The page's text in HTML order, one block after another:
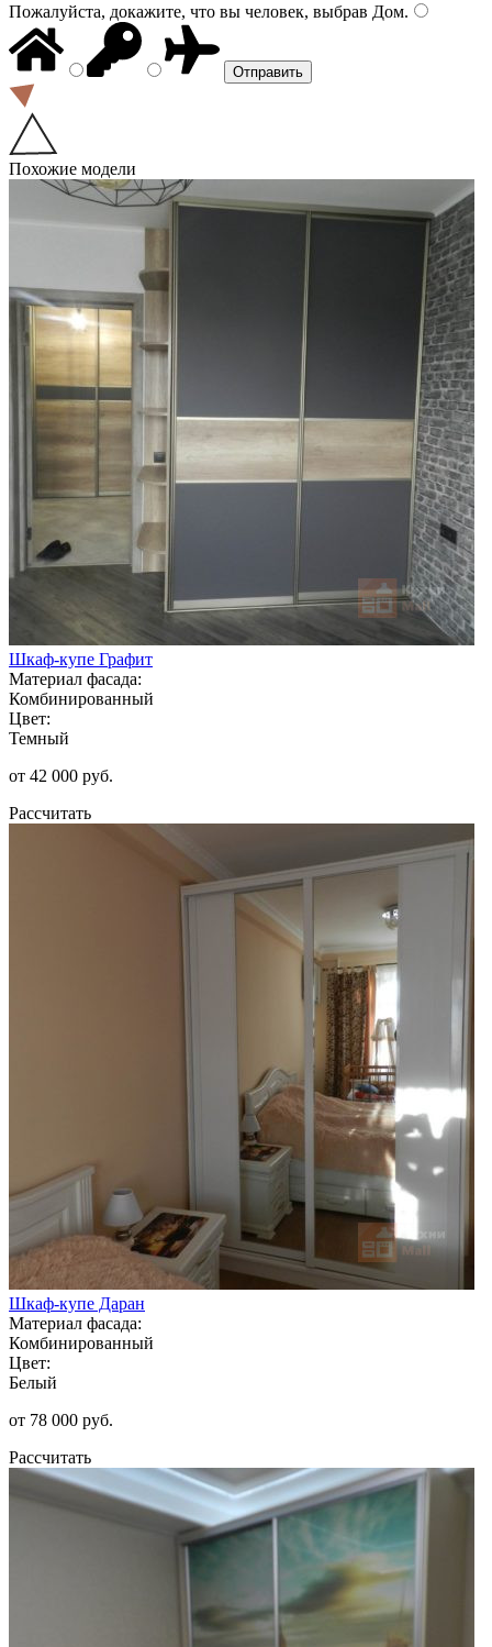
Пожалуйста, докажите, что вы человек, выбрав Дом.
Похожие модели
Шкаф-купе Графит
Материал фасада:
Комбинированный
Цвет:
Темный
от 42 000 руб.
Рассчитать
Шкаф-купе Даран
Материал фасада:
Комбинированный
Цвет:
Белый
от 78 000 руб.
Рассчитать